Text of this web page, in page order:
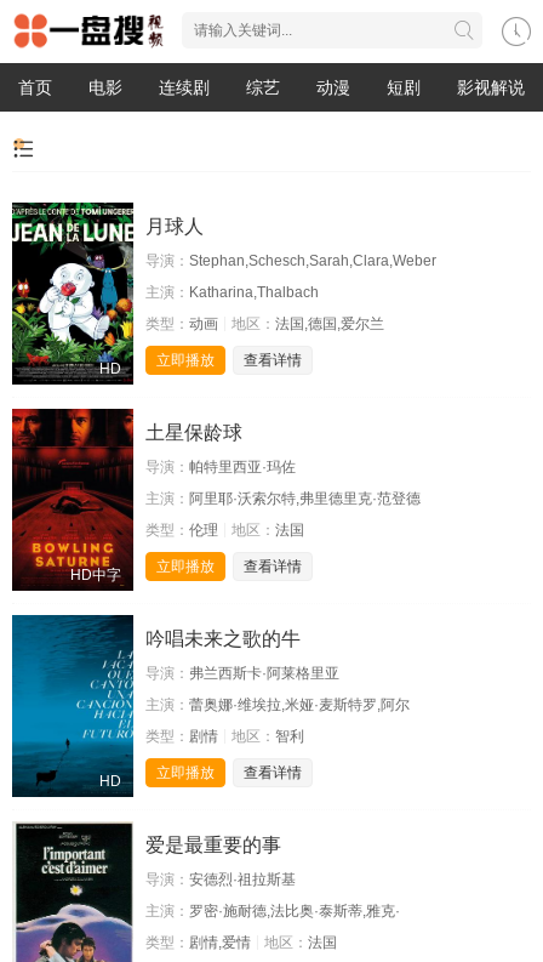
首页 电影 连续剧 综艺 动漫 短剧 影视解说
HD
月球人
导演： Stephan,Schesch,Sarah,Clara,Weber
主演： Katharina,Thalbach
类型： 动画 地区： 法国,德国,爱尔兰
立即播放 查看详情
HD中字
土星保龄球
导演： 帕特里西亚·玛佐
主演： 阿里耶·沃索尔特,弗里德里克·范登德
类型： 伦理 地区： 法国
立即播放 查看详情
HD
吟唱未来之歌的牛
导演： 弗兰西斯卡·阿莱格里亚
主演： 蕾奥娜·维埃拉,米娅·麦斯特罗,阿尔
类型： 剧情 地区： 智利
立即播放 查看详情
爱是最重要的事
导演： 安德烈·祖拉斯基
主演： 罗密·施耐德,法比奥·泰斯蒂,雅克·
类型： 剧情,爱情 地区： 法国